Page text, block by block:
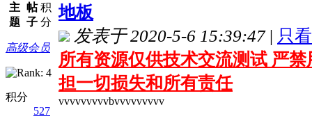
主
题
帖
子
积
分
高级会员
积分
527
地板
发表于 2020-5-6 15:39:47 | 只
所有资源仅供技术交流测试 严
担一切损失和所有责任
vvvvvvvvvbvvvvvvvvv